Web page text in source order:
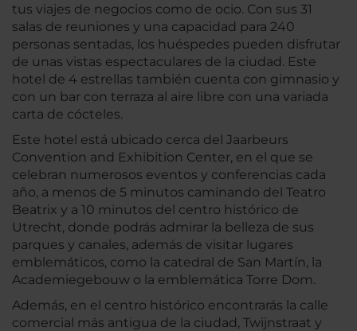
tus viajes de negocios como de ocio. Con sus 31
salas de reuniones y una capacidad para 240
personas sentadas, los huéspedes pueden disfrutar
de unas vistas espectaculares de la ciudad. Este
hotel de 4 estrellas también cuenta con gimnasio y
con un bar con terraza al aire libre con una variada
carta de cócteles.
Este hotel está ubicado cerca del Jaarbeurs
Convention and Exhibition Center, en el que se
celebran numerosos eventos y conferencias cada
año, a menos de 5 minutos caminando del Teatro
Beatrix y a 10 minutos del centro histórico de
Utrecht, donde podrás admirar la belleza de sus
parques y canales, además de visitar lugares
emblemáticos, como la catedral de San Martín, la
Academiegebouw o la emblemática Torre Dom.
Además, en el centro histórico encontrarás la calle
comercial más antigua de la ciudad, Twijnstraat y